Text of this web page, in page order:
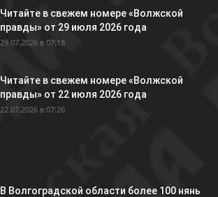
Читайте в свежем номере «Волжской
правды» от 29 июля 2026 года
29.07.2026 в 07:18
Читайте в свежем номере «Волжской
правды» от 22 июля 2026 года
22.07.2026 в 07:26
В Волгоградской области более 100 нянь